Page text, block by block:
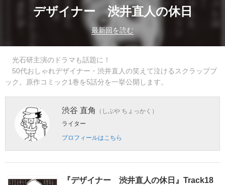
デザイナー 渋井直人の休日
最新回を読む
光石研主演のドラマも話題に！
50代おしゃれデザイナー・渋井直人の笑えて泣けるスクラップブ
ック。原作コミック1巻を5話分を一挙公開します。
渋谷 直角
（しぶや ちょっかく）
ライター
プロフィールはこちら
『デザイナー 渋井直人の休日』Track18